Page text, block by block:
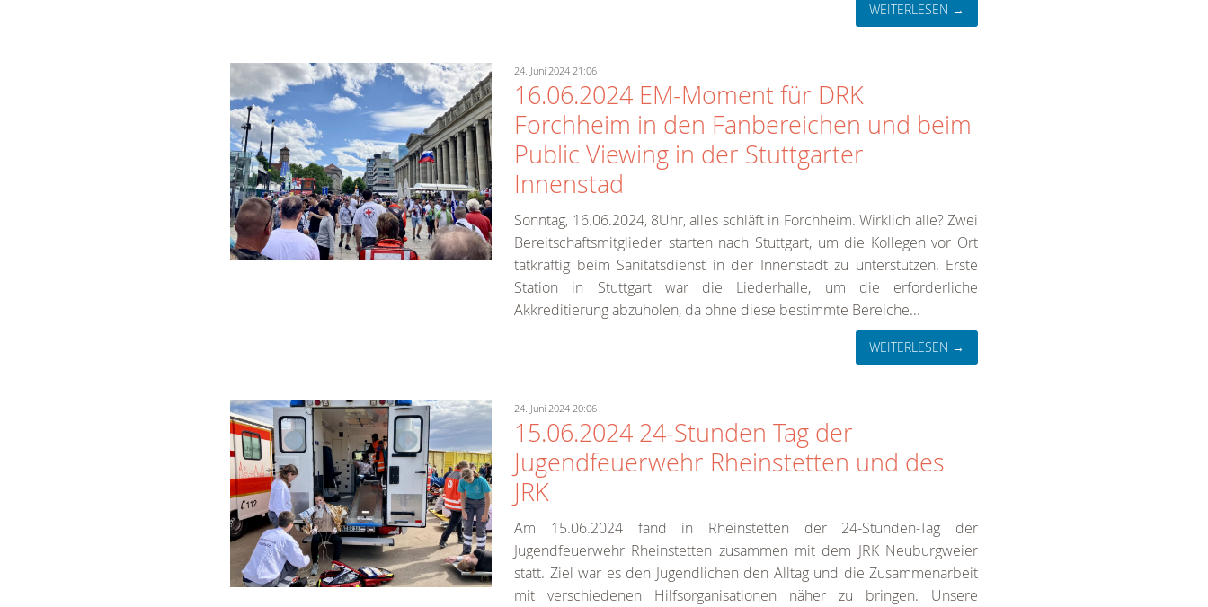
WEITERLESEN →
24. Juni 2024 21:06
16.06.2024 EM-Moment für DRK
Forchheim in den Fanbereichen und beim
Public Viewing in der Stuttgarter
Innenstad
Sonntag, 16.06.2024, 8Uhr, alles schläft in Forchheim. Wirklich alle? Zwei
Bereitschaftsmitglieder starten nach Stuttgart, um die Kollegen vor Ort
tatkräftig beim Sanitätsdienst in der Innenstadt zu unterstützen. Erste
Station in Stuttgart war die Liederhalle, um die erforderliche
Akkreditierung abzuholen, da ohne diese bestimmte Bereiche...
WEITERLESEN →
24. Juni 2024 20:06
15.06.2024 24-Stunden Tag der
Jugendfeuerwehr Rheinstetten und des
JRK
Am 15.06.2024 fand in Rheinstetten der 24-Stunden-Tag der
Jugendfeuerwehr Rheinstetten zusammen mit dem JRK Neuburgweier
statt. Ziel war es den Jugendlichen den Alltag und die Zusammenarbeit
mit verschiedenen Hilfsorganisationen näher zu bringen. Unsere